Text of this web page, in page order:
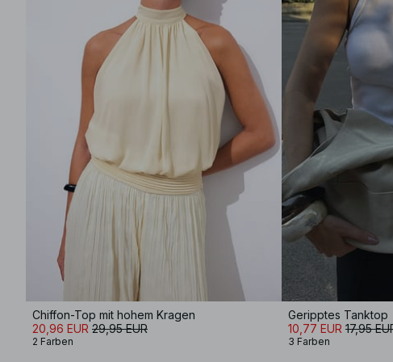
Chiffon-Top mit hohem Kragen
20,96 EUR 29,95 EUR
2 Farben
Geripptes Tanktop
10,77 EUR 17,95
3 Farben